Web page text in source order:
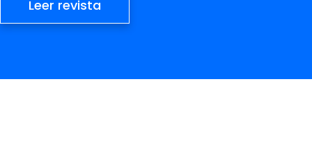
Leer revista